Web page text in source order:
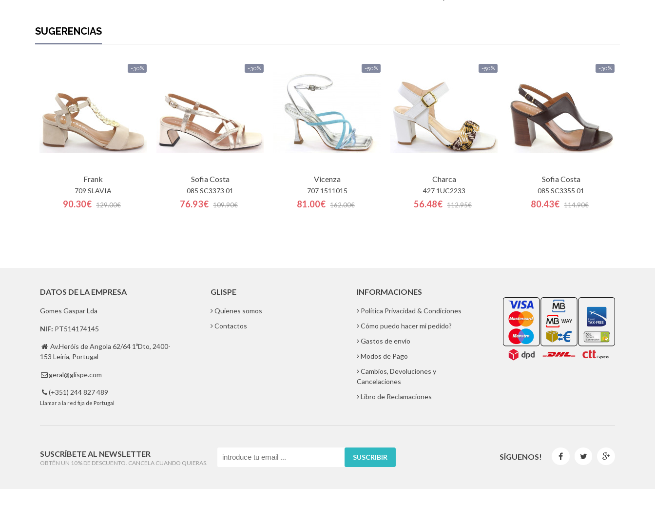
SUGERENCIAS
-30%
Frank
709 SLAVIA
90.30€ 129.00€
-30%
Sofia Costa
085 SC3373 01
76.93€ 109.90€
-50%
Vicenza
707 1511015
81.00€ 162.00€
-50%
Charca
427 1UC2233
56.48€ 112.95€
-30%
Sofia Costa
085 SC3355 01
80.43€ 114.90€
DATOS DE LA EMPRESA
Gomes Gaspar Lda
NIF: PT514174145
 Av.Heróis de Angola 62/64 1ºDto, 2400-
153 Leiria, Portugal
 geral@glispe.com
 (+351) 244 827 489
Llamar a la red fija de Portugal
GLISPE
Quienes somos
Contactos
INFORMACIONES
Política Privacidad & Condiciones
Cómo puedo hacer mi pedido?
Gastos de envío
Modos de Pago
Cambios, Devoluciones y
Cancelaciones
Libro de Reclamaciones
SUSCRÍBETE AL NEWSLETTER
OBTÉN UN 10% DE DESCUENTO. CANCELA CUANDO QUIERAS.
SUSCRIBIR SÍGUENOS!   